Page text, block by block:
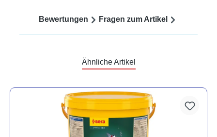
Bewertungen Fragen zum Artikel
Ähnliche Artikel